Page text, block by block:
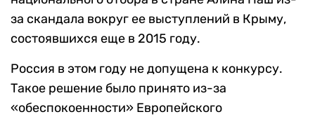
за скандала вокруг ее выступлений в Крыму,
состоявшихся еще в 2015 году.
Россия в этом году не допущена к конкурсу.
Такое решение было принято из-за
«обеспокоенности» Европейского